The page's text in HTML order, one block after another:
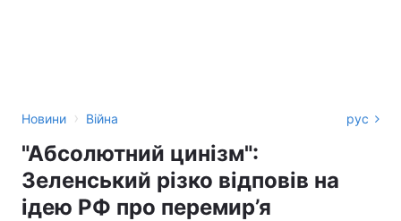
Новини › Війна рус
"Абсолютний цинізм":
Зеленський різко відповів на
ідею РФ про перемир’я